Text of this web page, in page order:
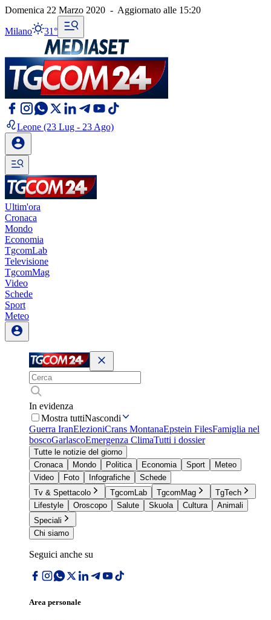
Domenica 22 Marzo 2020 - Aggiornato alle 15:20
Milano 31°
Leone (23 Lug - 23 Ago)
Ultim'ora
Cronaca
Mondo
Economia
TgcomLab
Televisione
TgcomMag
Video
Schede
Sport
Meteo
In evidenza
Mostra tuttiNascondi
Guerra IranElezioniCrans MontanaEpstein FilesFamiglia nel
boscoGarlascoEmergenza ClimaTutti i dossier
Tutte le notizie del giorno
Cronaca
Mondo Politica Economia Sport
Meteo
Video
Foto Infografiche
Schede
Tv & Spettacolo
TgcomLab TgcomMag
TgTech
Lifestyle
Oroscopo Salute Skuola Cultura
Animali
Speciali
Chi siamo
Seguici anche su
Area personale